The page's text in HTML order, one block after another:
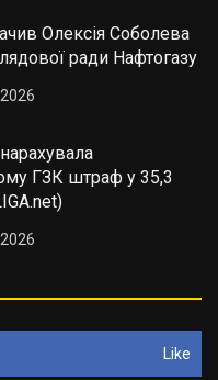
Олексія Соболева
ради Нафтогазу
ГЗК штраф у 35,3
Like